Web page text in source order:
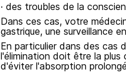
· des troubles de la
Dans ces cas, votre
gastrique, une surveillance
En particulier dans des cas
l'élimination doit être la plus
d'éviter l'absorption